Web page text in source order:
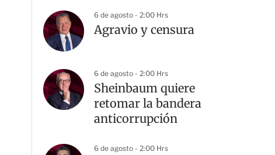
6 de agosto - 2:00 Hrs
Agravio y censura
6 de agosto - 2:00 Hrs
Sheinbaum quiere
retomar la bandera
anticorrupción
6 de agosto - 2:00 Hrs